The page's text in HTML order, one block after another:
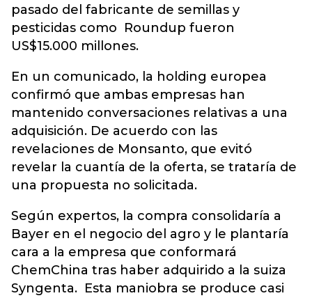
pasado del fabricante de semillas y
pesticidas como Roundup fueron
US$15.000 millones.
En un comunicado, la holding europea
confirmó que ambas empresas han
mantenido conversaciones relativas a una
adquisición. De acuerdo con las
revelaciones de Monsanto, que evitó
revelar la cuantía de la oferta, se trataría de
una propuesta no solicitada.
Según expertos, la compra consolidaría a
Bayer en el negocio del agro y le plantaría
cara a la empresa que conformará
ChemChina tras haber adquirido a la suiza
Syngenta. Esta maniobra se produce casi